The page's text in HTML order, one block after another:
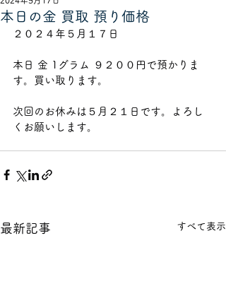
本日の金 買取 預り価格
２０２４年５月１７日
本日 金 1グラム ９２０ ０円で預かりま
す。買い取ります。
次回のお休みは５月２１ 日です。よろし
くお願いします。
最新記事 すべて表示